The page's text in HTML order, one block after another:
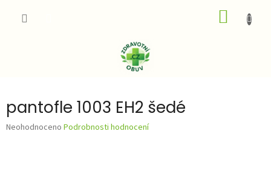
KOŠÍK
pantofle 1003 EH2 šedé
Průměrné
Neohodnoceno Podrobnosti hodnocení